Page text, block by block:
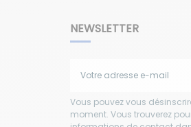
NEWSLETTER
Vous pouvez vous
moment. Vous trouverez